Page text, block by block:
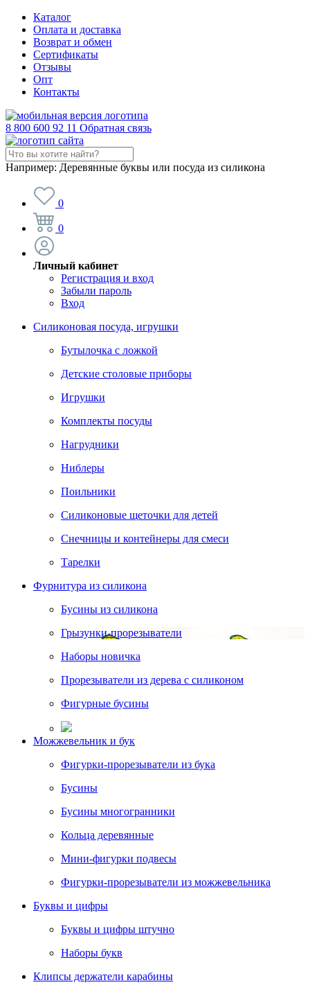
Каталог
Оплата и доставка
Возврат и обмен
Сертификаты
Отзывы
Опт
Контакты
8 800 600 92 11 Обратная связь
Например: Деревянные буквы или посуда из силикона
0
0
Личный кабинет
Регистрация и вход
Забыли пароль
Вход
Силиконовая посуда, игрушки
Бутылочка с ложкой
Детские столовые приборы
Игрушки
Комплекты посуды
Нагрудники
Ниблеры
Поильники
Силиконовые щеточки для детей
Снечницы и контейнеры для смеси
Тарелки
Фурнитура из силикона
Бусины из силикона
Грызунки-прорезыватели
Наборы новичка
Прорезыватели из дерева с силиконом
Фигурные бусины
Можжевельник и бук
Фигурки-прорезыватели из бука
Бусины
Бусины многогранники
Кольца деревянные
Мини-фигурки подвесы
Фигурки-прорезыватели из можжевельника
Буквы и цифры
Буквы и цифры штучно
Наборы букв
Клипсы держатели карабины